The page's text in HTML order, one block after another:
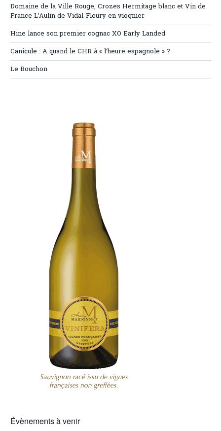
Domaine de la Ville Rouge, Crozes Hermitage blanc et Vin de
France L’Aulin de Vidal-Fleury en viognier
Hine lance son premier cognac XO Early Landed
Canicule : A quand le CHR à « l’heure espagnole » ?
Le Bouchon
Évènements à venir